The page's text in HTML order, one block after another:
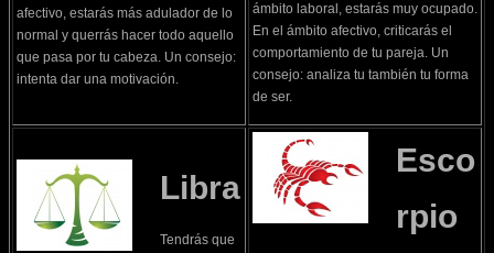
afectivo, estarás más adulador de lo
normal y querrás hacer todo aquello
que pasa por tu cabeza. Un consejo:
intenta dar una motivación.
ámbito laboral, estarás muy ocupado.
En el ámbito afectivo, criticarás el
comportamiento de tu pareja. Un
consejo: analiza tu también tu forma
de ser.
Libra
Tendrás que
Esco
rpio